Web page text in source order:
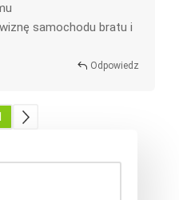
samochodu bratu i
Odpowiedz